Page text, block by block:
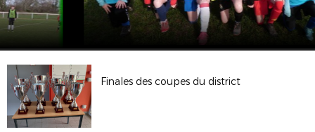
Finales des coupes du district